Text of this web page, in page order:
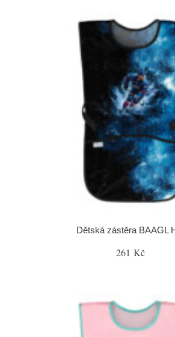
Dětská zástěra BAAGL
261 Kč